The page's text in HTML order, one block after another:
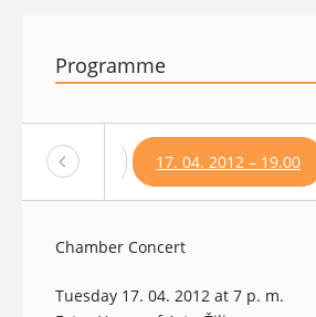
Programme
2012 – 19.00 17. 04. 2012 – 19.00
Chamber Concert
Tuesday 17. 04. 2012 at 7 p. m.